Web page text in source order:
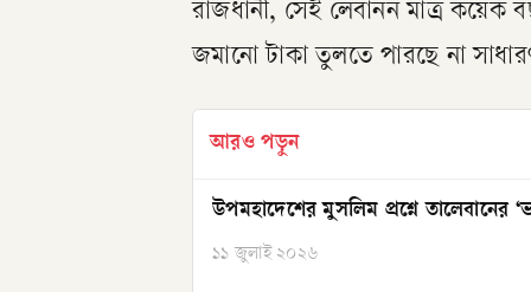
রাজধানী, সেই লেবানন মাত্র কয়েক
জমানো টাকা তুলতে পারছে না
আরও পড়ুন
উপমহাদেশের মুসলিম প্রশ্নে তালেবানের
১১ জুলাই ২০২৬